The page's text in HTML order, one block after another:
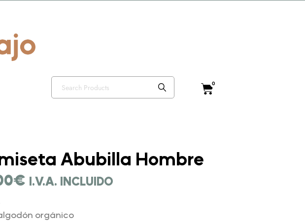
0
Abubilla Hombre
€ I.V.A. INCLUIDO
orgánico